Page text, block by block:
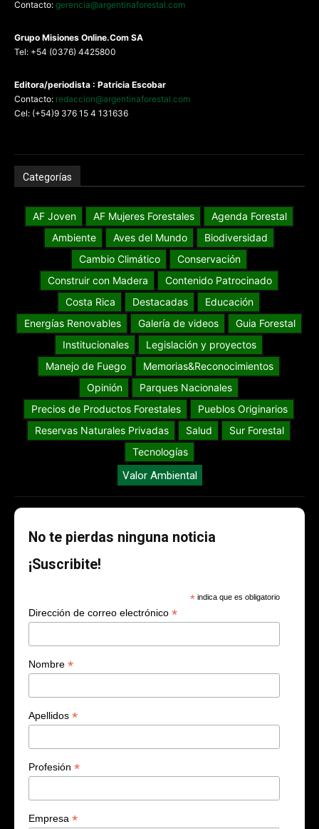
Contacto: gerencia@argentinaforestal.com
Grupo Misiones Online.Com SA
Tel: +54 (0376) 4425800
Editora/periodista : Patricia Escobar
Contacto: redaccion@argentinaforestal.com
Cel: (+54)9 376 15 4 131636
Categorías
AF Joven AF Mujeres Forestales
Agenda Forestal
Ambiente
Aves del Mundo
Biodiversidad
Cambio Climático
Conservación
Construir con Madera
Contenido Patrocinado
Costa Rica
Destacadas
Educación
Energías Renovables
Galería de videos
Guia Forestal
Institucionales
Legislación y proyectos
Manejo de Fuego
Memorias&Reconocimientos
Opinión
Parques Nacionales
Precios de Productos Forestales
Pueblos Originarios
Reservas Naturales Privadas
Salud
Sur Forestal
Tecnologías
Valor Ambiental
No te pierdas ninguna noticia
¡Suscribite!
* indica que es obligatorio
Dirección de correo electrónico *
Nombre *
Apellidos *
Profesión *
Empresa *